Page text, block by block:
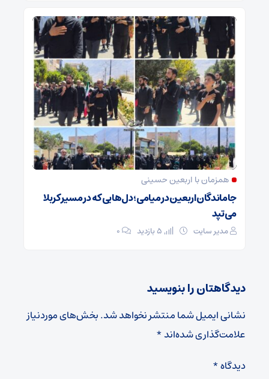
همزمان با اربعین حسینی
جاماندگان اربعین در میامی؛ دل‌هایی که در مسیر کربلا
می‌تپد
مدیر سایت ۰
دیدگاهتان را بنویسید
نشانی ایمیل شما منتشر نخواهد شد.بخش‌های موردنیاز
علامت‌گذاری شده‌اند*
دیدگاه*